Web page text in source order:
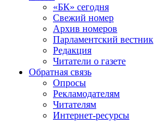
«БК» сегодня
Свежий номер
Архив номеров
Парламентский вестник
Редакция
Читатели о газете
Обратная связь
Опросы
Рекламодателям
Читателям
Интернет-ресурсы